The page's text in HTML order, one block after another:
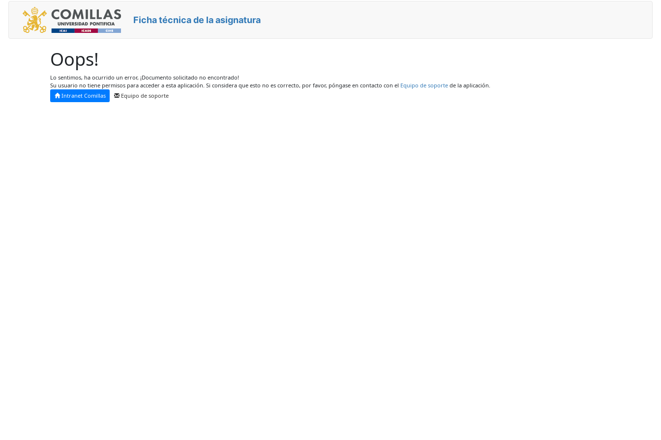
Ficha técnica de la asignatura
Oops!
Lo sentimos, ha ocurrido un error, ¡Documento solicitado no encontrado!
Su usuario no tiene permisos para acceder a esta aplicación. Si considera que esto no es correcto, por favor, póngase en contacto con el Equipo de soporte de la aplicación.
Intranet Comillas
Equipo de soporte